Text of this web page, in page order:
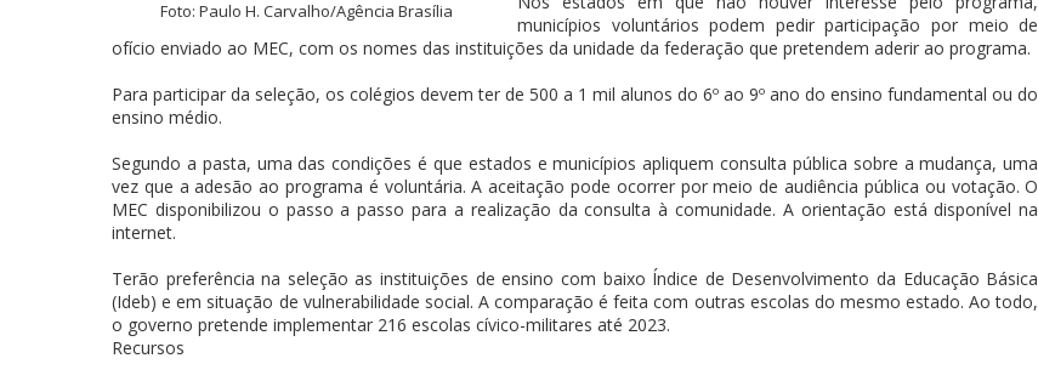
Foto: Paulo H. Carvalho/Agência Brasília
municípios voluntários podem pedir participação por meio de
ofício enviado ao MEC, com os nomes das instituições da unidade da federação que pretendem aderir ao programa.
Para participar da seleção, os colégios devem ter de 500 a 1 mil alunos do 6º ao 9º ano do ensino fundamental ou do
ensino médio.
Segundo a pasta, uma das condições é que estados e municípios apliquem consulta pública sobre a mudança, uma
vez que a adesão ao programa é voluntária. A aceitação pode ocorrer por meio de audiência pública ou votação. O
MEC disponibilizou o passo a passo para a realização da consulta à comunidade. A orientação está disponível na
internet.
Terão preferência na seleção as instituições de ensino com baixo Índice de Desenvolvimento da Educação Básica
(Ideb) e em situação de vulnerabilidade social. A comparação é feita com outras escolas do mesmo estado. Ao todo,
o governo pretende implementar 216 escolas cívico-militares até 2023.
Recursos